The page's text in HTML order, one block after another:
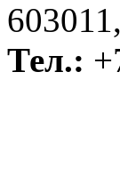
603011,
Тел.: